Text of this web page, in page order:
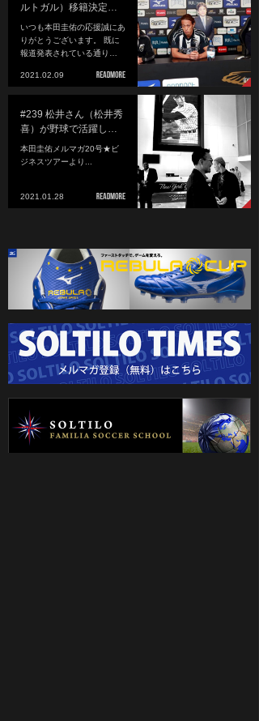
ルトガル）移籍決定…
いつも本田圭佑の応援誠にあ
りがとうございます。 既に
報道発表されている通り…
2021.02.09
#239 松井さん（松井秀
喜）が野球で活躍し…
本田圭佑メルマガ20号★ビ
ジネスツアーより...
2021.01.28